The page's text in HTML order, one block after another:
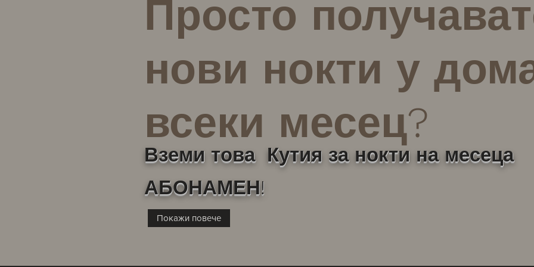
Просто
нови нокти у
всеки месец?
Вземи това Кутия за нокти на месеца
АБОНАМЕН!
Покажи повече